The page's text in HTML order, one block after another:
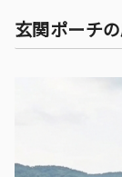
玄関ポーチ